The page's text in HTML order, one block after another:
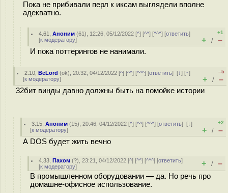
Пока не прибивали перл к иксам выглядели вполне
адекватно.
4.61 ,Аноним (61), 12:26, 05/12/2022 [^] [^^] [^^^] [ответить]
[к модератору]
+1
+ / –
И пока поттерингов не нанимали.
2.10 ,BeLord (ok), 20:32, 04/12/2022 [^] [^^] [^^^] [ответить][↓] [↑]
[к модератору]
–5
+ / –
32бит винды давно должны быть на помойке истории
3.15 ,Аноним (15), 20:46, 04/12/2022 [^] [^^] [^^^] [ответить][↓]
[к модератору]
+2
+ / –
А DOS будет жить вечно
4.33 ,Пахом (?), 23:21, 04/12/2022 [^] [^^] [^^^] [ответить]
[к модератору] + / –
В промышленном оборудовании — да. Но речь про
домашне-офисное использование.